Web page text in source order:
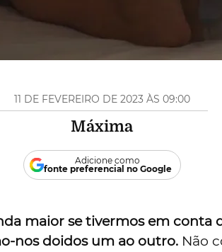
11 DE FEVEREIRO DE 2023 ÀS 09:00
Máxima
Adicione como
fonte preferencial no Google
maior se tivermos em conta
nos doidos um ao outro. Não